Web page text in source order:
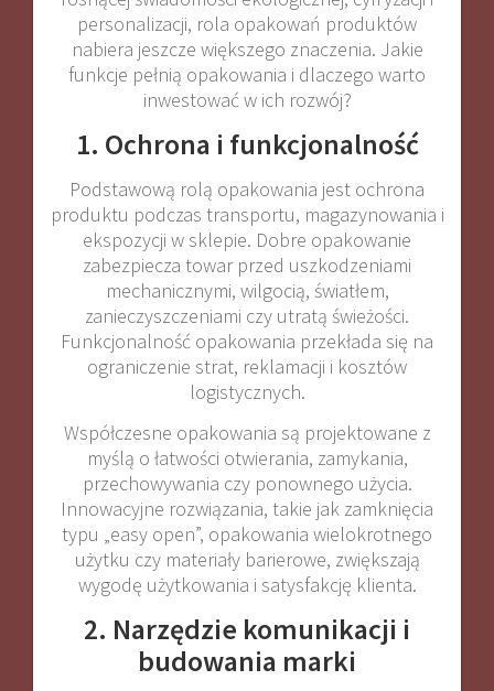
personalizacji, rola opakowań produktów
nabiera jeszcze większego znaczenia. Jakie
funkcje pełnią opakowania i dlaczego warto
inwestować w ich rozwój?
1. Ochrona i funkcjonalność
Podstawową rolą opakowania jest ochrona
produktu podczas transportu, magazynowania i
ekspozycji w sklepie. Dobre opakowanie
zabezpiecza towar przed uszkodzeniami
mechanicznymi, wilgocią, światłem,
zanieczyszczeniami czy utratą świeżości.
Funkcjonalność opakowania przekłada się na
ograniczenie strat, reklamacji i kosztów
logistycznych.
Współczesne opakowania są projektowane z
myślą o łatwości otwierania, zamykania,
przechowywania czy ponownego użycia.
Innowacyjne rozwiązania, takie jak zamknięcia
typu „easy open”, opakowania wielokrotnego
użytku czy materiały barierowe, zwiększają
wygodę użytkowania i satysfakcję klienta.
2. Narzędzie komunikacji i
budowania marki